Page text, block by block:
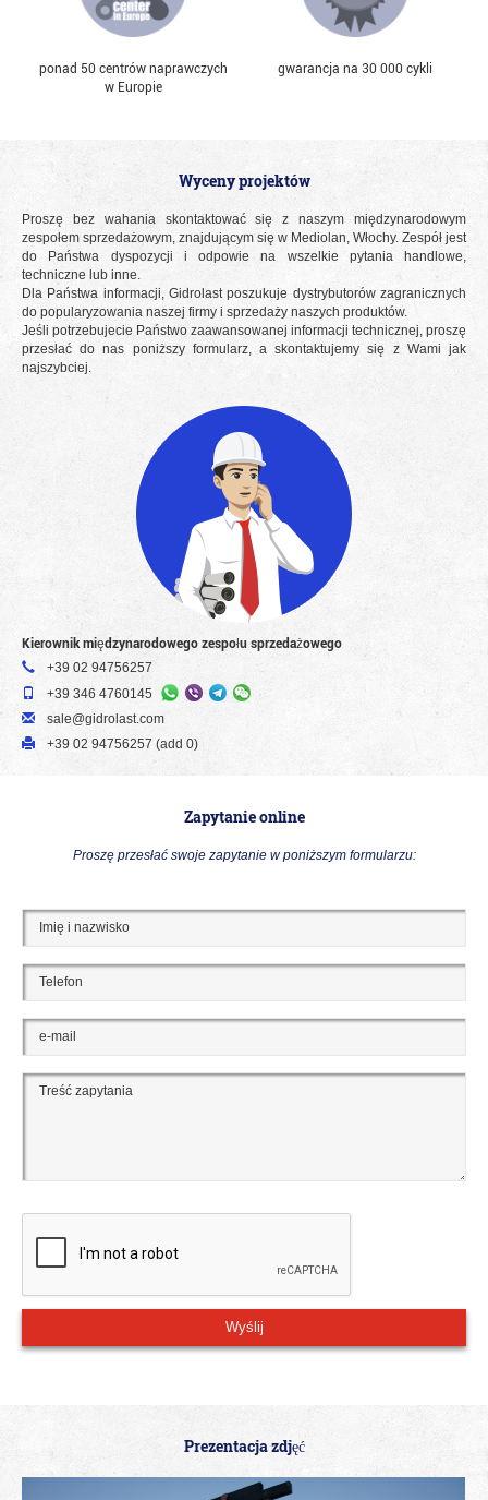
ponad 50 centrów naprawczych
w Europie
gwarancja na 30 000 cykli
Wyceny projektów
Proszę bez wahania skontaktować się z naszym międzynarodowym
zespołem sprzedażowym, znajdującym się w Mediolan, Włochy. Zespół jest
do Państwa dyspozycji i odpowie na wszelkie pytania handlowe,
techniczne lub inne.
Dla Państwa informacji, Gidrolast poszukuje dystrybutorów zagranicznych
do popularyzowania naszej firmy i sprzedaży naszych produktów.
Jeśli potrzebujecie Państwo zaawansowanej informacji technicznej, proszę
przesłać do nas poniższy formularz, a skontaktujemy się z Wami jak
najszybciej.
Kierownik międzynarodowego zespołu sprzedażowego
+39 02 94756257
+39 346 4760145
sale@gidrolast.com
+39 02 94756257 (add 0)
Zapytanie online
Proszę przesłać swoje zapytanie w poniższym formularzu:
Prezentacja zdjęć